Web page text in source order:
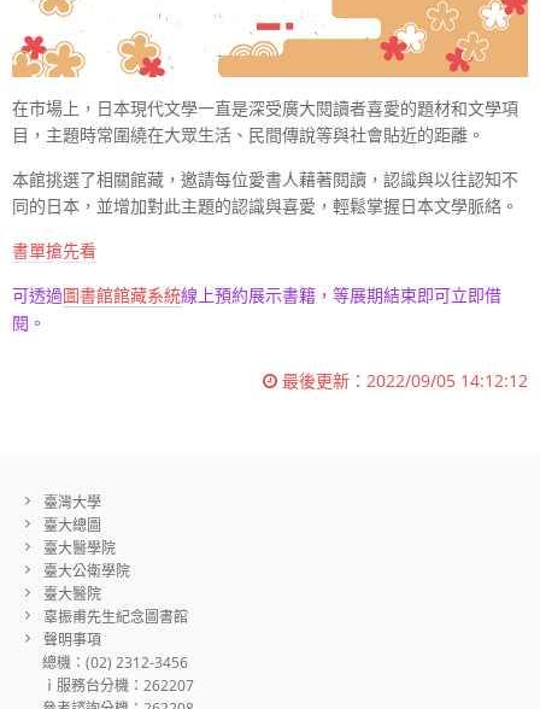
在市場上，日本現代文學一直是深受廣大閱讀者喜愛的題材和文學項
目，主題時常圍繞在大眾生活、民間傳說等與社會貼近的距離。
本館挑選了相關館藏，邀請每位愛書人藉著閱讀，認識與以往認知不
同的日本，並增加對此主題的認識與喜愛，輕鬆掌握日本文學脈絡。
書單搶先看
可透過圖書館館藏系統線上預約展示書籍，等展期結束即可立即借
閱。
最後更新： 2022/09/05 14:12:12
臺灣大學
臺大總圖
臺大醫學院
臺大公衛學院
臺大醫院
辜振甫先生紀念圖書館
聲明事項
總機：(02) 2312-3456
ｉ服務台分機：262207